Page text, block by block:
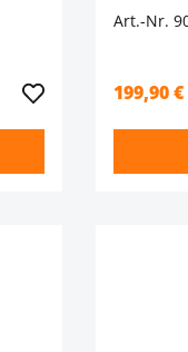
Art.-Nr.
199,90 €